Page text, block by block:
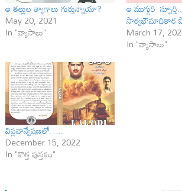
ఆ త‌ల్లుల త్యాగాలు గుర్తున్నాయా?
May 20, 2021
In "వ్యాసాలు"
ఆ ముగ్గురి
సార్వభౌమాధికార
March 17,
In "వ్యాసాలు"
విప్లవాన్వేషణలో…..
December 15, 2022
In "కొత్త పుస్తకం"